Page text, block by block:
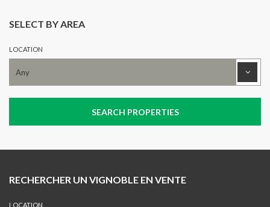
SELECT BY AREA
LOCATION
RECHERCHER UN VIGNOBLE EN VENTE
LOCATION